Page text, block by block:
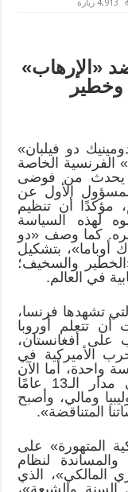
4,913 زيارة
«الإرهاب»
وخطير
دو فيلبان»
الخاصة
يحدث من فوضى
الأول عن
مؤكدًا أن تنظيم
لهذه السياسة
كما وصف «دو
أوباما»، بتشكيل
والسخيف؛
في العالم.
تشهدها فرنسا،
تتعلم أوروبا
على أفغانستان،
الحرب الأميركية في
واحدة، أما الآن
وبعد خوض عمليات عسكرية على مدار الـ13 عامًا
ومالي، وأصبح
المتهورة» على
الدعم والمساندة لنظام
المالكي»، الذي
السنة والشيعة»،